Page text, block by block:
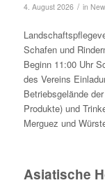
4. August 2026 / in
Schafen und
Beginn 11:00 Uhr
des Vereins
Betriebsgelände
Produkte) und
Merguez und
Asiatische